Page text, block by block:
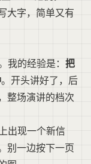
大字，简单又有
的经验是： 把
。开头讲好了，后
整场演讲的档次
出现一个新信
别一边按下一页